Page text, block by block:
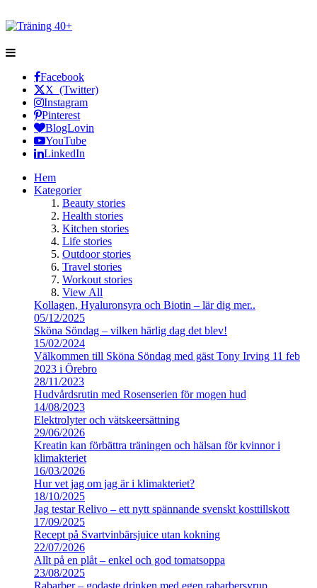
Facebook
X (Twitter)
Instagram
Pinterest
BlogLovin
YouTube
LinkedIn
Hem
Kategorier
Beauty stories
Health stories
Kitchen stories
Life stories
Outdoor stories
Travel stories
Workout stories
View All
Kollagen, Hyaluronsyra och Biotin – lär dig mer..
05/12/2025
Sköna Söndag – vilken härlig dag det blev!
15/02/2024
Välkommen till Sköna Söndag med gäst Tony Irving 11 feb
2023 i Örebro
28/11/2023
Hudvårdsrutin med Rosenserien för mogen hud
14/08/2023
Elektrolyter och vätskeersättning
29/06/2026
Kreatin kan förbättra träningen och hälsan för kvinnor i
klimakteriet
16/03/2026
Hur vet jag om jag är i klimakteriet?
18/10/2025
Jag testar Relivo – ett nytt spännande svenskt kosttillskott
17/09/2025
Recept på Svartvinbärsjuice utan kokning
22/07/2026
Allt på en plåt – enkel och god tomatsoppa
23/08/2025
Rabarber – godaste drinken med egen rabarbersyrup